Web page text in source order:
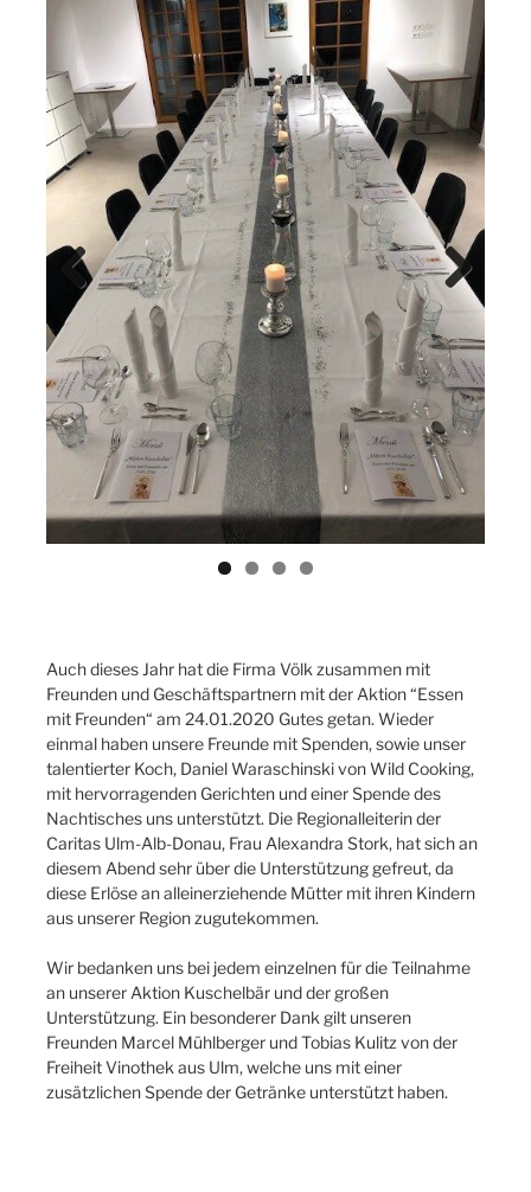
Previ
ous
Next
Auch dieses Jahr hat die Firma Völk zusammen mit
Freunden und Geschäftspartnern mit der Aktion “Essen
mit Freunden“ am 24.01.2020 Gutes getan. Wieder
einmal haben unsere Freunde mit Spenden, sowie unser
talentierter Koch, Daniel Waraschinski von Wild Cooking,
mit hervorragenden Gerichten und einer Spende des
Nachtisches uns unterstützt. Die Regionalleiterin der
Caritas Ulm-Alb-Donau, Frau Alexandra Stork, hat sich an
diesem Abend sehr über die Unterstützung gefreut, da
diese Erlöse an alleinerziehende Mütter mit ihren Kindern
aus unserer Region zugutekommen.
Wir bedanken uns bei jedem einzelnen für die Teilnahme
an unserer Aktion Kuschelbär und der großen
Unterstützung. Ein besonderer Dank gilt unseren
Freunden Marcel Mühlberger und Tobias Kulitz von der
Freiheit Vinothek aus Ulm, welche uns mit einer
zusätzlichen Spende der Getränke unterstützt haben.